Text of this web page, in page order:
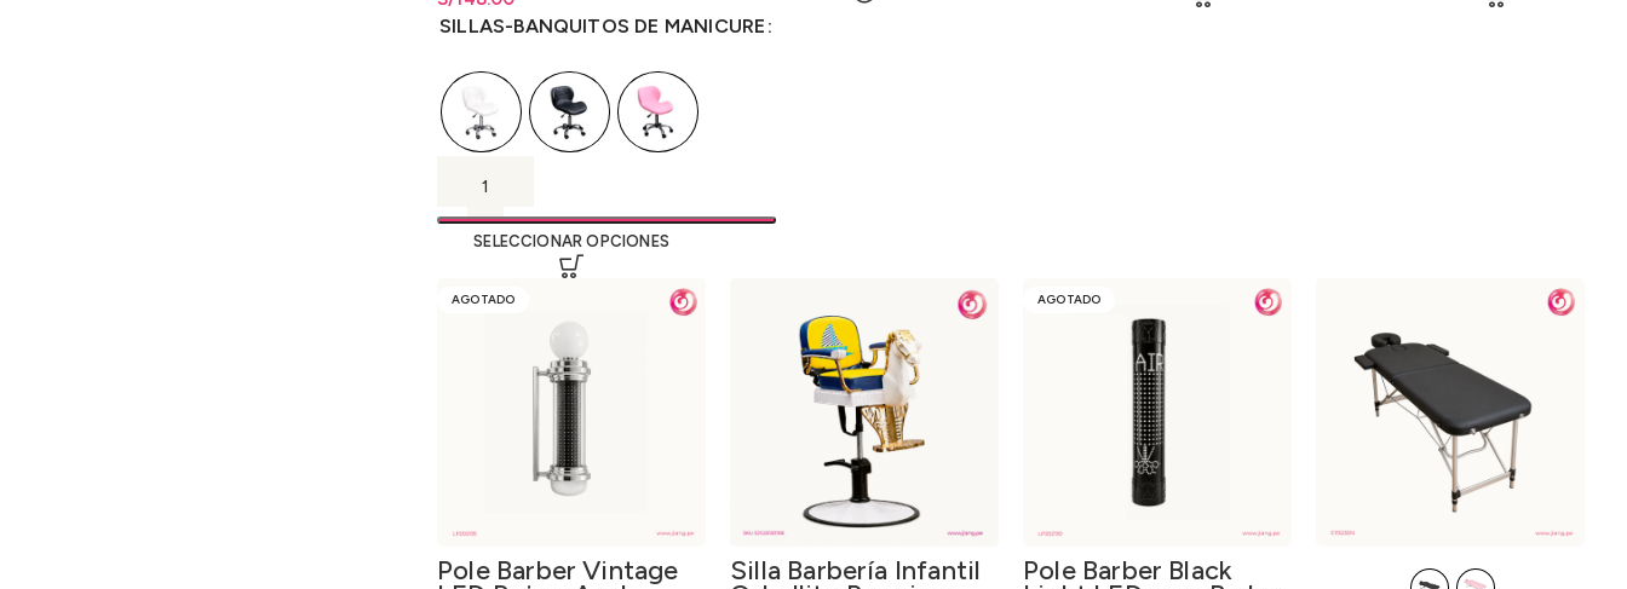
S/148.00hastaS/148.00
SILLAS-BANQUITOS DE MANICURE
SELECCIONAR OPCIONES
AGOTADO
Pole Barber Vintage Silla Barbería Infantil
AGOTADO
Pole Barber Black